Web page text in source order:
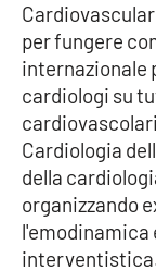
per fungere
internazionale
cardiologi su
Cardiologia
della
organizzando
l'emodinamica